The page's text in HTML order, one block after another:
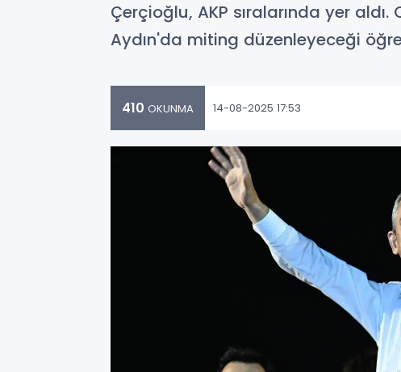
Çerçioğlu, AKP sıralarında yer
Aydın'da miting düzenleyeceği
410 OKUNMA 14-08-2025 17:53